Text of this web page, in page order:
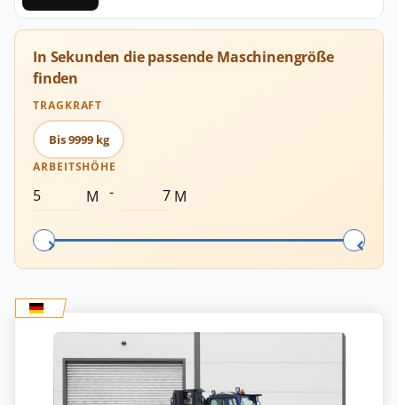
In Sekunden die passende Maschinengröße
finden
TRAGKRAFT
Bis 9999 kg
ARBEITSHÖHE
M - M